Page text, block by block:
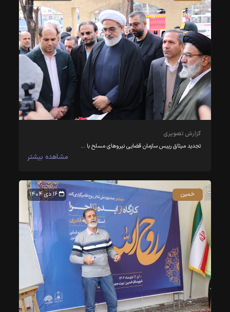
گزارش تصویری
تجدید میثاق رییس سازمان قضایی نیروهای مسلح با …
مشاهده بیشتر
خمین